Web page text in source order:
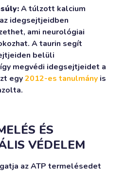
A túlzott kalcium
idegsejtjeidben
ami neurológiai
A taurin segít
belüli
megvédi idegsejtjeidet a
egy2012-es tanulmány is
ÉS
VÉDELEM
az ATP termelésedet